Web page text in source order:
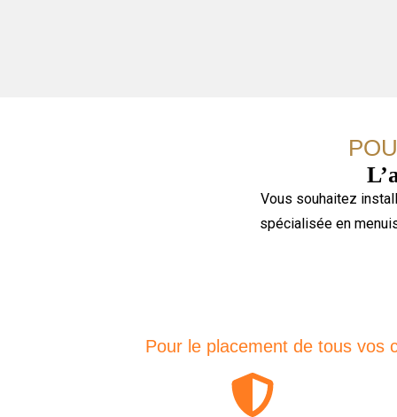
Vous souhaitez
spécialisée en
Pour le placement de tous vos